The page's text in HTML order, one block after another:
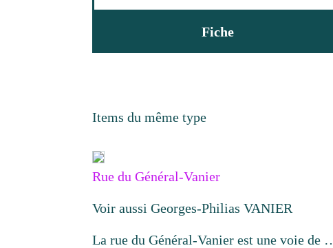
Fiche
Items du même type
Rue du Général-Vanier
Voir aussi Georges-Philias VANIER
La rue du Général-Vanier est une voie de